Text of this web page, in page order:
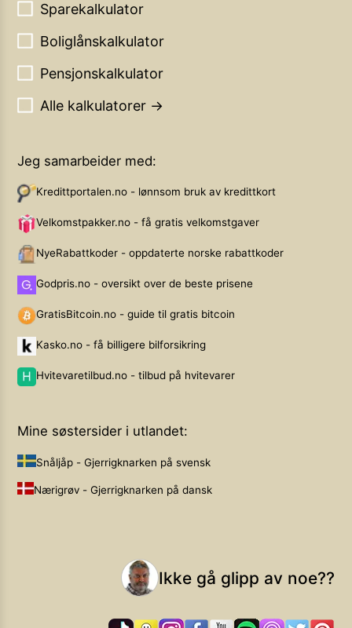
Sparekalkulator
Boliglånskalkulator
Pensjonskalkulator
Alle kalkulatorer →
Jeg samarbeider med:
Kredittportalen.no - lønnsom bruk av kredittkort
Velkomstpakker.no - få gratis velkomstgaver
NyeRabattkoder - oppdaterte norske rabattkoder
Godpris.no - oversikt over de beste prisene
GratisBitcoin.no - guide til gratis bitcoin
Kasko.no - få billigere bilforsikring
Hvitevaretilbud.no - tilbud på hvitevarer
Mine søstersider i utlandet:
Snåljåp - Gjerrigknarken på svensk
Nærigrøv - Gjerrigknarken på dansk
Ikke gå glipp av noe??